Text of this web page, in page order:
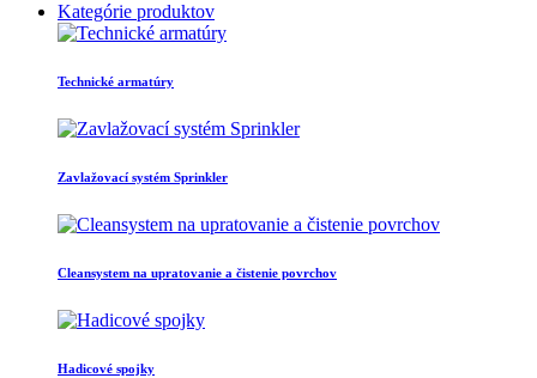
Kategórie produktov
Technické armatúry
Zavlažovací systém Sprinkler
Cleansystem na upratovanie a čistenie povrchov
Hadicové spojky